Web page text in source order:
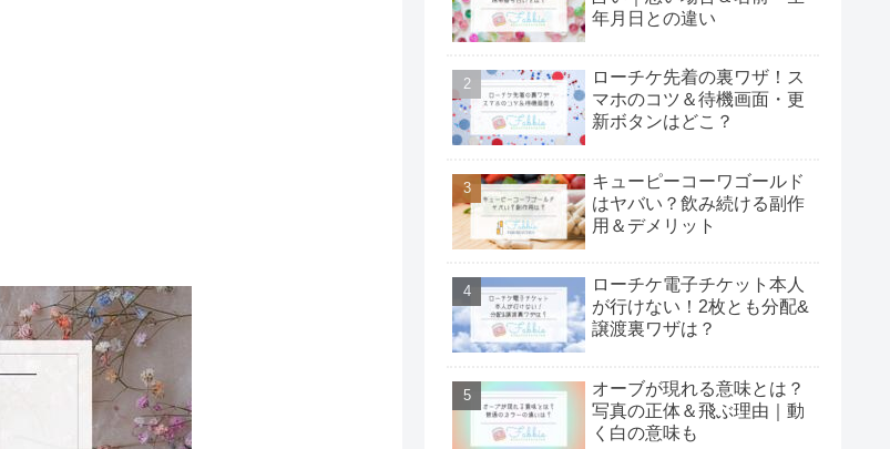
年月日との違い
ローチケ先着の裏ワザ！ス
マホのコツ＆待機画面・更
新ボタンはどこ？
キューピーコーワゴールド
はヤバい？飲み続ける副作
用＆デメリット
ローチケ電子チケット本人
が行けない！2枚とも分配&
譲渡裏ワザは？
オーブが現れる意味とは？
写真の正体＆飛ぶ理由｜動
く白の意味も